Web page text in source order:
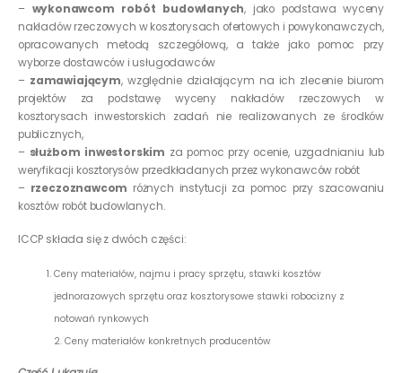
– wykonawcom robót budowlanych, jako podstawa wyceny
nakładów rzeczowych w kosztorysach ofertowych i powykonawczych,
opracowanych metodą szczegółową, a także jako pomoc przy
wyborze dostawców i usługodawców
– zamawiającym, względnie działającym na ich zlecenie biurom
projektów za podstawę wyceny nakładów rzeczowych w
kosztorysach inwestorskich zadań nie realizowanych ze środków
publicznych,
– służbom inwestorskim za pomoc przy ocenie, uzgadnianiu lub
weryfikacji kosztorysów przedkładanych przez wykonawców robót
– rzeczoznawcom różnych instytucji za pomoc przy szacowaniu
kosztów robót budowlanych.
ICCP składa się z dwóch części:
Ceny materiałów, najmu i pracy sprzętu, stawki kosztów
jednorazowych sprzętu oraz kosztorysowe stawki robocizny z
notowań rynkowych
2. Ceny materiałów konkretnych producentów